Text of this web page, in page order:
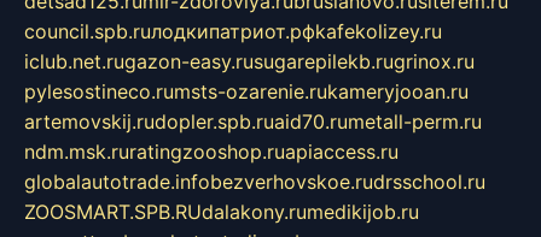
council.spb.ruлодкипатриот.рфkafekolizey.ru
iclub.net.rugazon-easy.rusugarepilekb.rugrinox.ru
pylesostineco.rumsts-ozarenie.rukameryjooan.ru
artemovskij.rudopler.spb.ruaid70.rumetall-perm.ru
ndm.msk.ruratingzooshop.ruapiaccess.ru
globalautotrade.infobezverhovskoe.rudrsschool.ru
ZOOSMART.SPB.RUdalakony.rumedikijob.ru